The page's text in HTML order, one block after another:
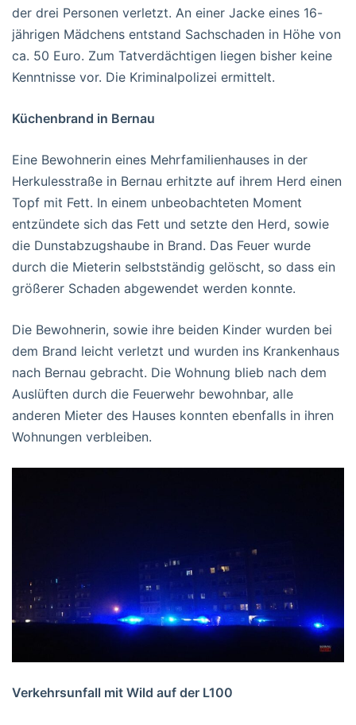
der drei Personen verletzt. An einer Jacke eines 16-
jährigen Mädchens entstand Sachschaden in Höhe von
ca. 50 Euro. Zum Tatverdächtigen liegen bisher keine
Kenntnisse vor. Die Kriminalpolizei ermittelt.
Küchenbrand in Bernau
Eine Bewohnerin eines Mehrfamilienhauses in der
Herkulesstraße in Bernau erhitzte auf ihrem Herd einen
Topf mit Fett. In einem unbeobachteten Moment
entzündete sich das Fett und setzte den Herd, sowie
die Dunstabzugshaube in Brand. Das Feuer wurde
durch die Mieterin selbstständig gelöscht, so dass ein
größerer Schaden abgewendet werden konnte.
Die Bewohnerin, sowie ihre beiden Kinder wurden bei
dem Brand leicht verletzt und wurden ins Krankenhaus
nach Bernau gebracht. Die Wohnung blieb nach dem
Auslüften durch die Feuerwehr bewohnbar, alle
anderen Mieter des Hauses konnten ebenfalls in ihren
Wohnungen verbleiben.
Verkehrsunfall mit Wild auf der L100